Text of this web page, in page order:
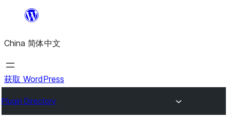
内
容
China 简体中文
获取 WordPress
Plugin Directory